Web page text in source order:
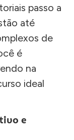
passo a
até
de
é
na
ideal
e